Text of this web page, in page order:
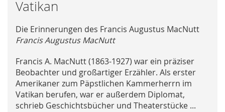
the
of
the
gallery
Vatikan
Die Erinnerungen des Francis Augustus MacNutt
Francis Augustus MacNutt
Francis A. MacNutt (1863-1927) war ein präziser
Beobachter und großartiger Erzähler. Als erster
Amerikaner zum Päpstlichen Kammerherrn im
Vatikan berufen, war er außerdem Diplomat,
schrieb Geschichtsbücher und Theaterstücke ...